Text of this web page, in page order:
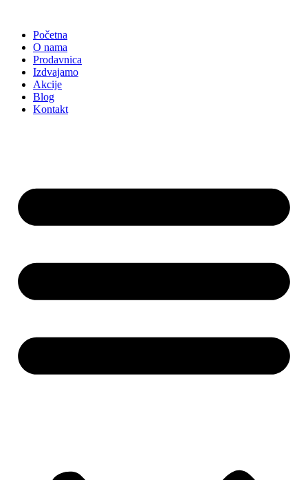
sadržajPočetna
O nama
Prodavnica
Izdvajamo
Akcije
Blog
Kontakt